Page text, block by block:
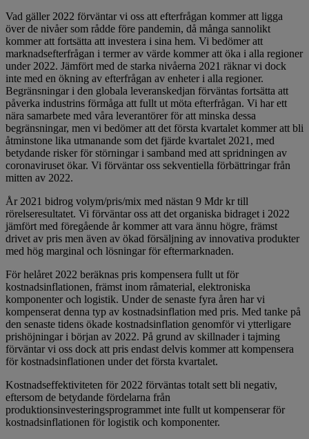
Vad gäller 2022 förväntar vi oss att efterfrågan kommer att ligga
över de nivåer som rådde före pandemin, då många sannolikt
kommer att fortsätta att investera i sina hem. Vi bedömer att
marknadsefterfrågan i termer av värde kommer att öka i alla regioner
under 2022. Jämfört med de starka nivåerna 2021 räknar vi dock
inte med en ökning av efterfrågan av enheter i alla regioner.
Begränsningar i den globala leveranskedjan förväntas fortsätta att
påverka industrins förmåga att fullt ut möta efterfrågan. Vi har ett
nära samarbete med våra leverantörer för att minska dessa
begränsningar, men vi bedömer att det första kvartalet kommer att bli
åtminstone lika utmanande som det fjärde kvartalet 2021, med
betydande risker för störningar i samband med att spridningen av
coronaviruset ökar. Vi förväntar oss sekventiella förbättringar från
mitten av 2022.
År 2021 bidrog volym/pris/mix med nästan 9 Mdr kr till
rörelseresultatet. Vi förväntar oss att det organiska bidraget i 2022
jämfört med föregående år kommer att vara ännu högre, främst
drivet av pris men även av ökad försäljning av innovativa produkter
med hög marginal och lösningar för eftermarknaden.
För helåret 2022 beräknas pris kompensera fullt ut för
kostnadsinflationen, främst inom råmaterial, elektroniska
komponenter och logistik. Under de senaste fyra åren har vi
kompenserat denna typ av kostnadsinflation med pris. Med tanke på
den senaste tidens ökade kostnadsinflation genomför vi ytterligare
prishöjningar i början av 2022. På grund av skillnader i tajming
förväntar vi oss dock att pris endast delvis kommer att kompensera
för kostnadsinflationen under det första kvartalet.
Kostnadseffektiviteten för 2022 förväntas totalt sett bli negativ,
eftersom de betydande fördelarna från
produktionsinvesteringsprogrammet inte fullt ut kompenserar för
kostnadsinflationen för logistik och komponenter.